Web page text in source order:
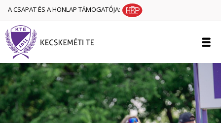
A CSAPAT ÉS A HONLAP TÁMOGATÓJA: